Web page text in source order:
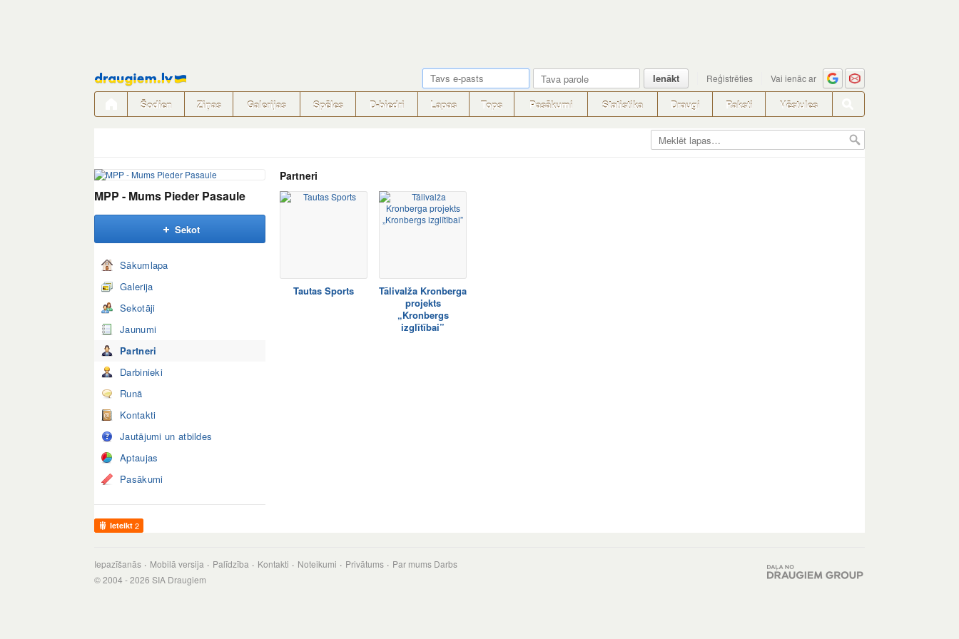
Pāriet
uz
saturu
Ienākt Reģistrēties Vai ienāc ar
Šodien Ziņas Galerijas Spēles D-biedri Lapas Tops Pasākumi Statistika Draugi Raksti Vēstules
MPP - Mums Pieder Pasaule
Sekot
Sākumlapa
Galerija
Sekotāji
Jaunumi
Partneri
Darbinieki
Runā
Kontakti
Jautājumi un atbildes
Aptaujas
Pasākumi
Ieteikt 2
Partneri
Tautas Sports
Tālivalža Kronberga
projekts
„Kronbergs
izglītībai”
Iepazīšanās Mobilā versija Palīdzība Kontakti Noteikumi Privātums Par mums Darbs
© 2004 - 2026 SIA Draugiem